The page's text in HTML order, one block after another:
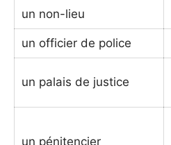
un non-lieu
un officier de police
un palais de justice
un pénitencier